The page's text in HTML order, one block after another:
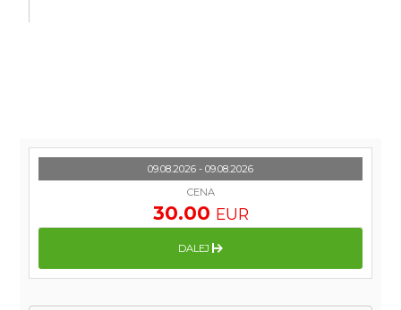
09.08.2026 - 09.08.2026
CENA
30.00 EUR
DALEJ